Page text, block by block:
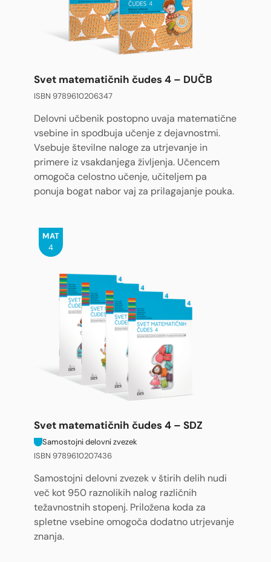
Svet matematičnih čudes 4 – DUČB
ISBN 9789610206347
Delovni učbenik postopno uvaja matematične
vsebine in spodbuja učenje z dejavnostmi.
Vsebuje številne naloge za utrjevanje in
primere iz vsakdanjega življenja. Učencem
omogoča celostno učenje, učiteljem pa
ponuja bogat nabor vaj za prilagajanje pouka.
MAT
4
Svet matematičnih čudes 4 – SDZ
Samostojni delovni zvezek
ISBN 9789610207436
Samostojni delovni zvezek v štirih delih nudi
več kot 950 raznolikih nalog različnih
težavnostnih stopenj. Priložena koda za
spletne vsebine omogoča dodatno utrjevanje
znanja.